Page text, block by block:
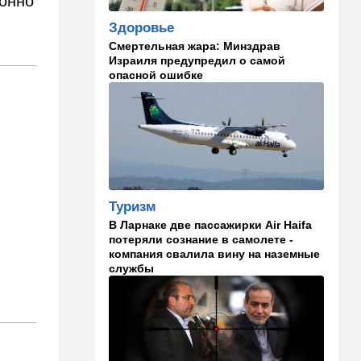
становится все страннее
14:37 В мире
Теперь и Куба заговорила о
геноциде, но Израиль в
данном случае ни при чем
14:18 Мнения
Почему этот поступок
Альцгеймер начинается не
там, где думали: ученые
нашли возможный источник
болезни
В мире
Палестинская
администрация проиграла
очередную судебную битву
Здоровье
Смертельная жара: Минздрав
Израиля предупредил о самой
опасной ошибке
Туризм
В Ларнаке две пассажирки Air Haifa
потеряли сознание в самолете -
компания свалила вину на наземные
службы